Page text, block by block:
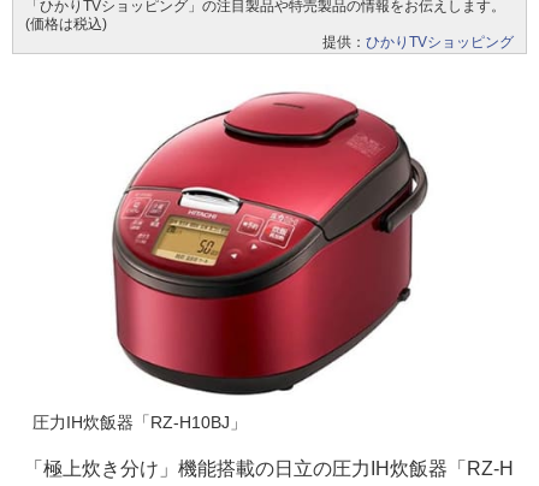
「ひかりTVショッピング」の注目製品や特売製品の情報をお伝えします。
(価格は税込)
提供：ひかりTVショッピング
圧力IH炊飯器「RZ-H10BJ」
「極上炊き分け」機能搭載の日立の圧力IH炊飯器「RZ-H